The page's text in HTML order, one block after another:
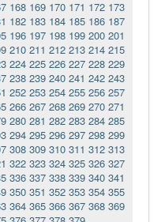
168 169 170 171 172 173
182 183 184 185 186 187
196 197 198 199 200 201
210 211 212 213 214 215
224 225 226 227 228 229
238 239 240 241 242 243
252 253 254 255 256 257
266 267 268 269 270 271
280 281 282 283 284 285
294 295 296 297 298 299
308 309 310 311 312 313
322 323 324 325 326 327
336 337 338 339 340 341
350 351 352 353 354 355
364 365 366 367 368 369